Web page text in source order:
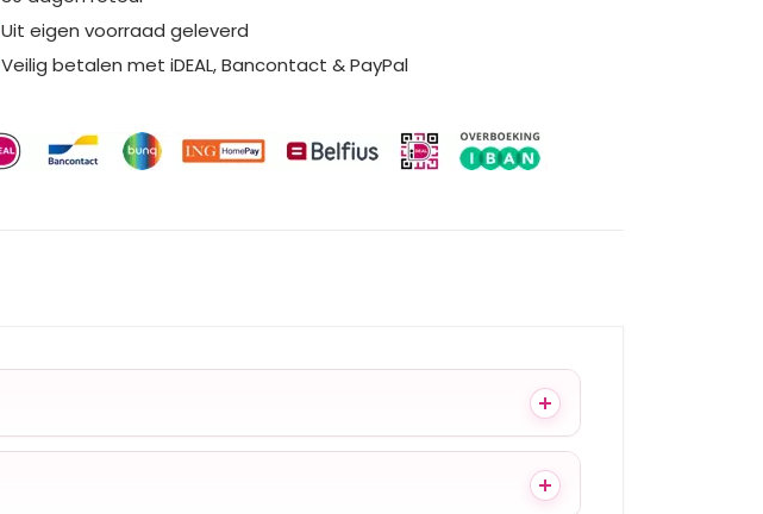
Uit eigen voorraad geleverd
Veilig betalen met iDEAL, Bancontact & PayPal